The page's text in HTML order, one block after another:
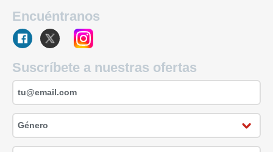
Encuéntranos
Suscríbete a nuestras ofertas